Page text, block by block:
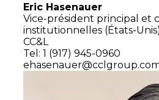
Eric Hasenauer
Vice-président principal et
institutionnelles (États-
CC&L
Tel: 1 (917) 945-0960